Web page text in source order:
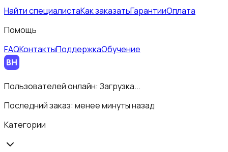
Найти специалистаКак заказатьГарантииОплата
Помощь
FAQКонтактыПоддержкаОбучение
Пользователей онлайн: Загрузка...
Последний заказ: менее минуты назад
Категории